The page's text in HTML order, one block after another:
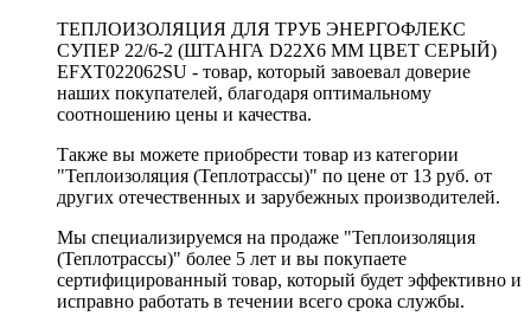
ТЕПЛОИЗОЛЯЦИЯ ДЛЯ ТРУБ ЭНЕРГОФЛЕКС
СУПЕР 22/6-2 (ШТАНГА D22X6 ММ ЦВЕТ СЕРЫЙ)
EFXT022062SU - товар, который завоевал доверие
наших покупателей, благодаря оптимальному
соотношению цены и качества.
Также вы можете приобрести товар из категории
"Теплоизоляция (Теплотрассы)" по цене от 13 руб. от
других отечественных и зарубежных производителей.
Мы специализируемся на продаже "Теплоизоляция
(Теплотрассы)" более 5 лет и вы покупаете
сертифицированный товар, который будет эффективно и
исправно работать в течении всего срока службы.